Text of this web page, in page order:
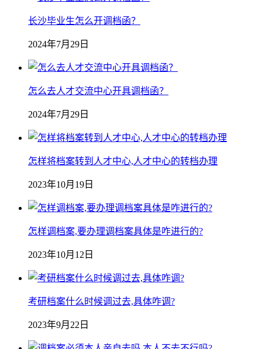
长沙毕业生怎么开调档函？
2024年7月29日
怎么去人才交流中心开具调档函？
2024年7月29日
怎样将档案转到人才中心,人才中心的转档办理
2023年10月19日
怎样调档案,要办理调档案具体是咋进行的?
2023年10月12日
考研档案什么时候调过去,具体咋调?
2023年9月22日